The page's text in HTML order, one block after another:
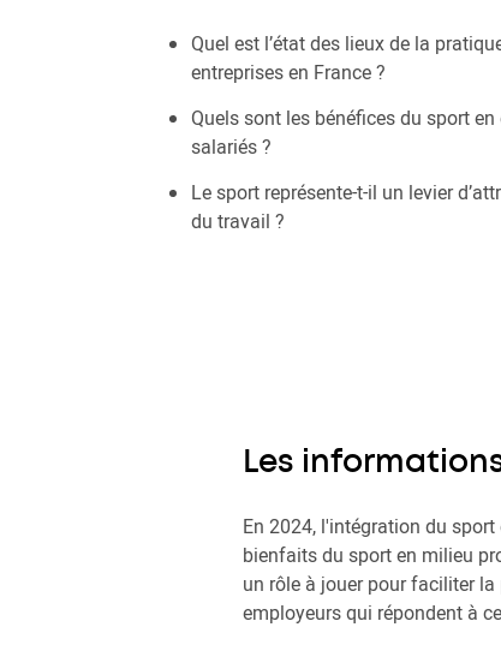
Quel est l’état des lieux de la
entreprises en France ?
Quels sont les bénéfices du sport
salariés ?
Le sport représente-t-il un levier
du travail ?
Les
En 2024, l'intégration du sport
bienfaits du sport en milieu
un rôle à jouer pour faciliter
employeurs qui répondent à